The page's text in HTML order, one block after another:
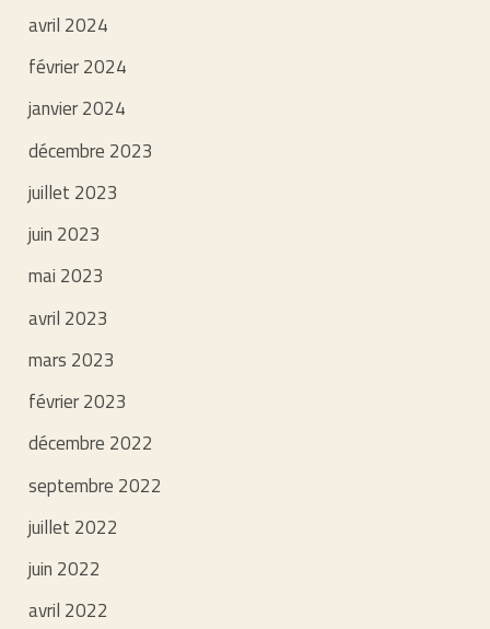
avril 2024
février 2024
janvier 2024
décembre 2023
juillet 2023
juin 2023
mai 2023
avril 2023
mars 2023
février 2023
décembre 2022
septembre 2022
juillet 2022
juin 2022
avril 2022